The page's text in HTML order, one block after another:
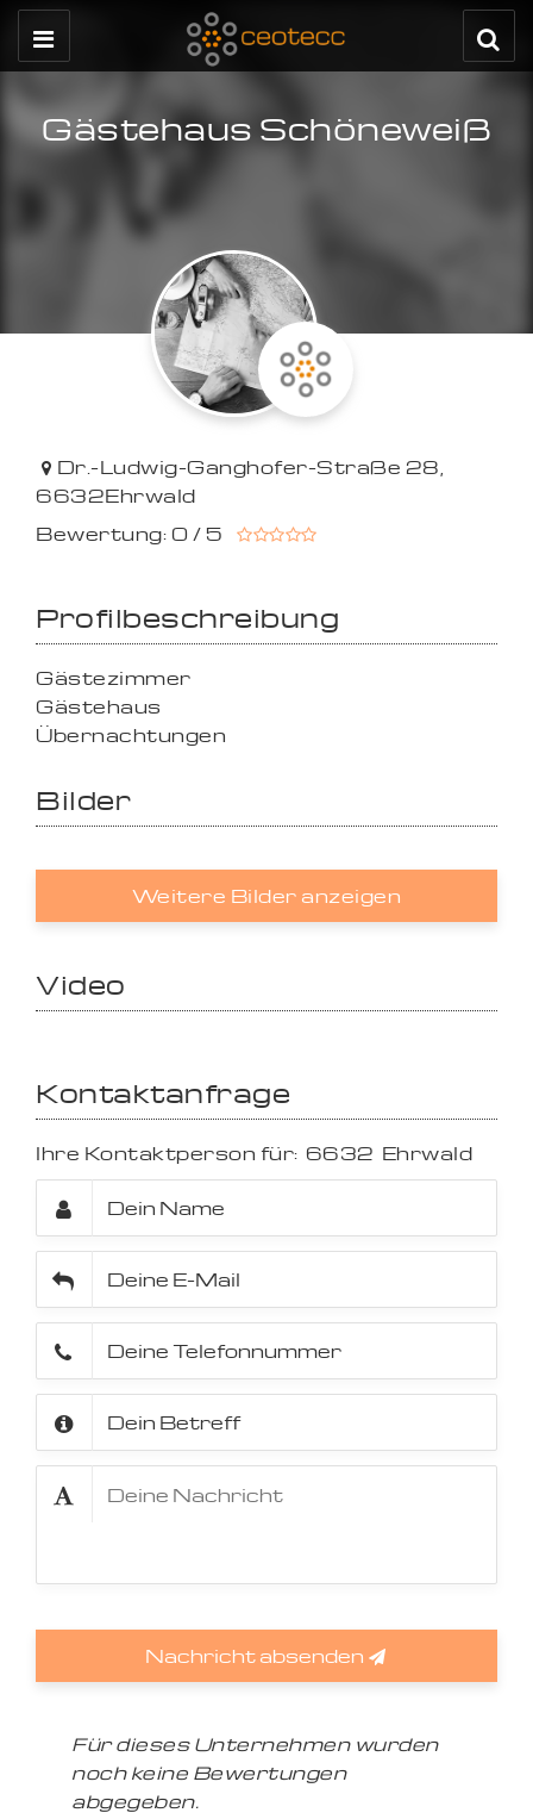
Gästehaus Schöneweiß
Dr.-Ludwig-Ganghofer-Straße 28,
6632Ehrwald
Bewertung: 0 / 5
Profilbeschreibung
Gästezimmer
Gästehaus
Übernachtungen
Bilder
Weitere Bilder anzeigen
Video
Kontaktanfrage
Ihre Kontaktperson für: 6632 Ehrwald
Nachricht absenden
Für dieses Unternehmen wurden
noch keine Bewertungen
abgegeben.